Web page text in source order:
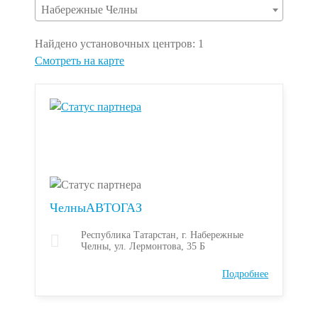
Набережные Челны
Найдено установочных центров: 1
Смотреть на карте
ЧелныАВТОГАЗ
Республика Татарстан, г. Набережные
Челны, ул. Лермонтова, 35 Б
Подробнее